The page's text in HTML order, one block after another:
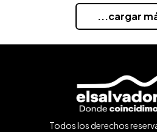
...cargar
Todos los derechos